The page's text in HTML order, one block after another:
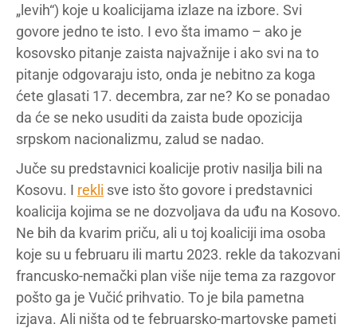
„levih“) koje u koalicijama izlaze na izbore. Svi
govore jedno te isto. I evo šta imamo – ako je
kosovsko pitanje zaista najvažnije i ako svi na to
pitanje odgovaraju isto, onda je nebitno za koga
ćete glasati 17. decembra, zar ne? Ko se ponadao
da će se neko usuditi da zaista bude opozicija
srpskom nacionalizmu, zalud se nadao.
Juče su predstavnici koalicije protiv nasilja bili na
Kosovu. I rekli sve isto što govore i predstavnici
koalicija kojima se ne dozvoljava da uđu na Kosovo.
Ne bih da kvarim priču, ali u toj koaliciji ima osoba
koje su u februaru ili martu 2023. rekle da takozvani
francusko-nemački plan više nije tema za razgovor
pošto ga je Vučić prihvatio. To je bila pametna
izjava. Ali ništa od te februarsko-martovske pameti